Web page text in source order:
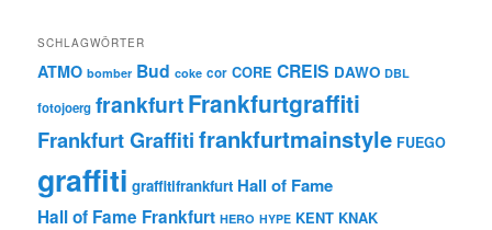
SCHLAGWÖRTER
ATMO bomber Bud coke cor CORE CREIS DAWO DBL
fotojoerg frankfurtFrankfurtgraffiti
Frankfurt Graffitifrankfurtmainstyle FUEGO
graffiti graffitifrankfurt Hall of Fame
Hall of Fame Frankfurt HERO HYPE KENT KNAK